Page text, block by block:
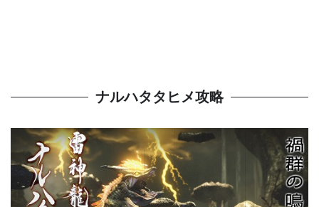
ナルハタタヒメ攻略